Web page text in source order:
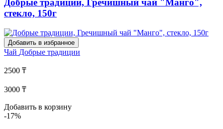
Добрые традиции, Гречишный чай "Манго",
стекло, 150г
Добавить в избранное
Чай Добрые традиции
2500 ₸
3000 ₸
Добавить в корзину
-17%